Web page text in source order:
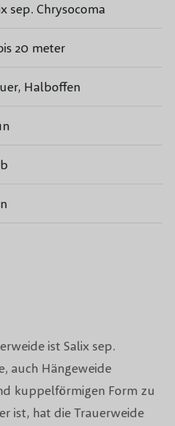
ist Salix sep.
auch Hängeweide
kuppelförmigen Form zu
ist, hat die Trauerweide
sep. Chrysocoma
20 meter
Halboffen
3/4 Jahre von November
März
Bodenarten